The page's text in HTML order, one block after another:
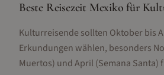
Beste Reisezeit Mexiko für
Kulturreisende sollten Oktober bis
Erkundungen wählen, besonders
Muertos) und April (Semana Santa)